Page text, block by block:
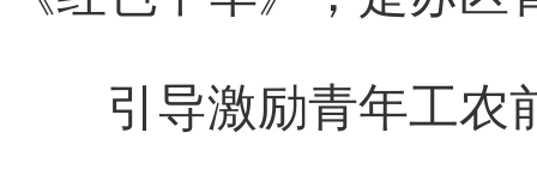
引导激励青年工农